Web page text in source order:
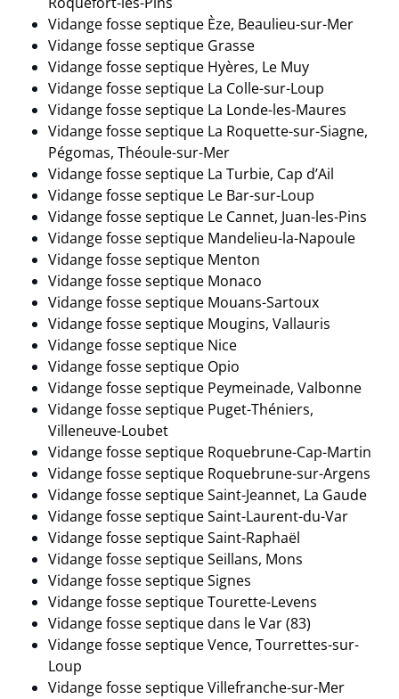
Vidange fosse septique Èze, Beaulieu-sur-Mer
Vidange fosse septique Grasse
Vidange fosse septique Hyères, Le Muy
Vidange fosse septique La Colle-sur-Loup
Vidange fosse septique La Londe-les-Maures
Vidange fosse septique La Roquette-sur-Siagne,
Pégomas, Théoule-sur-Mer
Vidange fosse septique La Turbie, Cap d’Ail
Vidange fosse septique Le Bar-sur-Loup
Vidange fosse septique Le Cannet, Juan-les-Pins
Vidange fosse septique Mandelieu-la-Napoule
Vidange fosse septique Menton
Vidange fosse septique Monaco
Vidange fosse septique Mouans-Sartoux
Vidange fosse septique Mougins, Vallauris
Vidange fosse septique Nice
Vidange fosse septique Opio
Vidange fosse septique Peymeinade, Valbonne
Vidange fosse septique Puget-Théniers,
Villeneuve-Loubet
Vidange fosse septique Roquebrune-Cap-Martin
Vidange fosse septique Roquebrune-sur-Argens
Vidange fosse septique Saint-Jeannet, La Gaude
Vidange fosse septique Saint-Laurent-du-Var
Vidange fosse septique Saint-Raphaël
Vidange fosse septique Seillans, Mons
Vidange fosse septique Signes
Vidange fosse septique Tourette-Levens
Vidange fosse septique dans le Var (83)
Vidange fosse septique Vence, Tourrettes-sur-
Loup
Vidange fosse septique Villefranche-sur-Mer